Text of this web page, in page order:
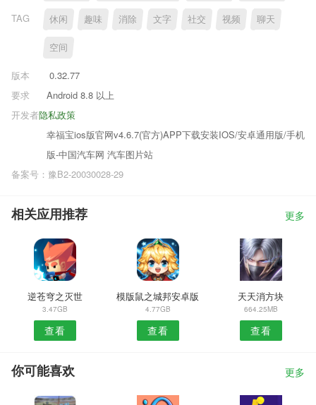
TAG 休闲 趣味 消除 文字 社交 视频 聊天
空间
版本
0.32.77
要求
Android 8.8 以上
隐私政策
开发者
幸福宝ios版官网v4.6.7(官方)APP下载安装IOS/安卓通用版/手机
版-中国汽车网 汽车图片站
备案号：豫B2-20030028-29
相关应用推荐 更多
逆苍穹之灭世
3.47GB
查看
模版鼠之城邦安卓版
4.77GB
查看
天天消方块
664.25MB
查看
你可能喜欢 更多